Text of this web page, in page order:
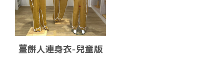
薑餅人連身衣-兒童版